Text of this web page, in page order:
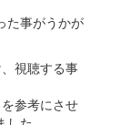
た事がうかが
視聴する事
参考にさせ